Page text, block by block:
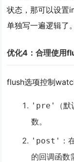
状态，那可以设置
单独写一遍逻辑了。
优化4：合理使用
flush选项控制
'pre' （
数。
'post' ：
的回调函数